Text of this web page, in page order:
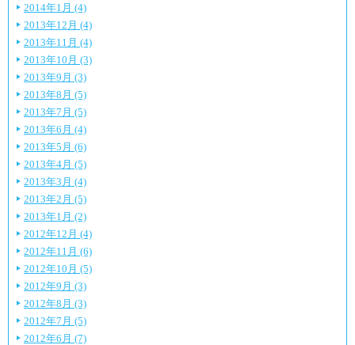
2014年1月 (4)
2013年12月 (4)
2013年11月 (4)
2013年10月 (3)
2013年9月 (3)
2013年8月 (5)
2013年7月 (5)
2013年6月 (4)
2013年5月 (6)
2013年4月 (5)
2013年3月 (4)
2013年2月 (5)
2013年1月 (2)
2012年12月 (4)
2012年11月 (6)
2012年10月 (5)
2012年9月 (3)
2012年8月 (3)
2012年7月 (5)
2012年6月 (7)